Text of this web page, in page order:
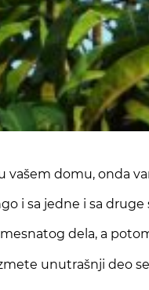
domu, onda
i sa jedne i sa
dela, a
unutrašnji deo